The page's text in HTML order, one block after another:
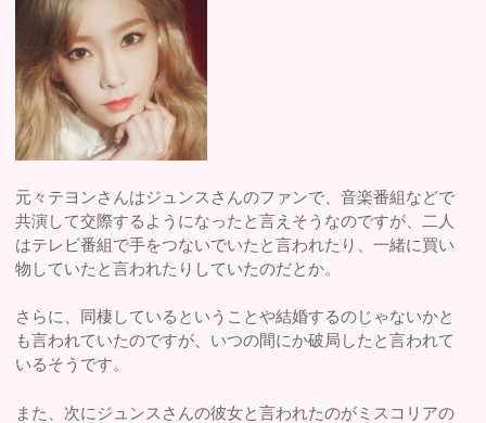
元々テヨンさんはジュンスさんのファンで、音楽番組などで
共演して交際するようになったと言えそうなのですが、二人
はテレビ番組で手をつないでいたと言われたり、一緒に買い
物していたと言われたりしていたのだとか。
さらに、同棲しているということや結婚するのじゃないかと
も言われていたのですが、いつの間にか破局したと言われて
いるそうです。
また、次にジュンスさんの彼女と言われたのがミスコリアの